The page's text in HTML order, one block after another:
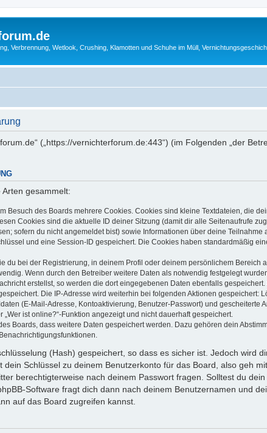
Verbrennung, Wetlook, Crushing, Klamotten und Schuhe im Müll,
(„https://vernichterforum.de:443“) (im Folgenden „der
gesammelt:
Besuch des Boards mehrere Cookies. Cookies sind kleine Textdateien, die
Cookies sind die aktuelle ID deiner Sitzung (damit dir alle Seitenaufrufe
sofern du nicht angemeldet bist) sowie Informationen über deine
und eine Session-ID gespeichert. Die Cookies haben standardmäßig
du bei der Registrierung, in deinem Profil oder deinem persönlichem Bereich
Wenn durch den Betreiber weitere Daten als notwendig festgelegt
erstellst, so werden die dort eingegebenen Daten ebenfalls
Die IP-Adresse wird weiterhin bei folgenden Aktionen gespeichert:
(E-Mail-Adresse, Kontoaktivierung, Benutzer-Passwort) und gescheiterte
ist online?“-Funktion angezeigt und nicht dauerhaft gespeichert.
Boards, dass weitere Daten gespeichert werden. Dazu gehören dein
(Hash) gespeichert, so dass es sicher ist. Jedoch wird
Schlüssel zu deinem Benutzerkonto für das Board, also geh
berechtigterweise nach deinem Passwort fragen. Solltest du
Software fragt dich dann nach deinem Benutzernamen und
auf das Board zugreifen kannst.